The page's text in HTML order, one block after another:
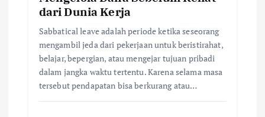
dari Dunia Kerja
Sabbatical leave adalah periode ketika seseorang
mengambil jeda dari pekerjaan untuk beristirahat,
belajar, bepergian, atau mengejar tujuan pribadi
dalam jangka waktu tertentu. Karena selama masa
tersebut pendapatan bisa berkurang atau…